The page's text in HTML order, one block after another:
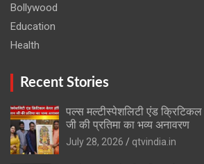
Bollywood
Education
Health
Recent Stories
पल्स मल्टीस्पेशलिटी एंड
जी की प्रतिमा का भव्य अनावरण
July 28, 2026
qtvindia.in